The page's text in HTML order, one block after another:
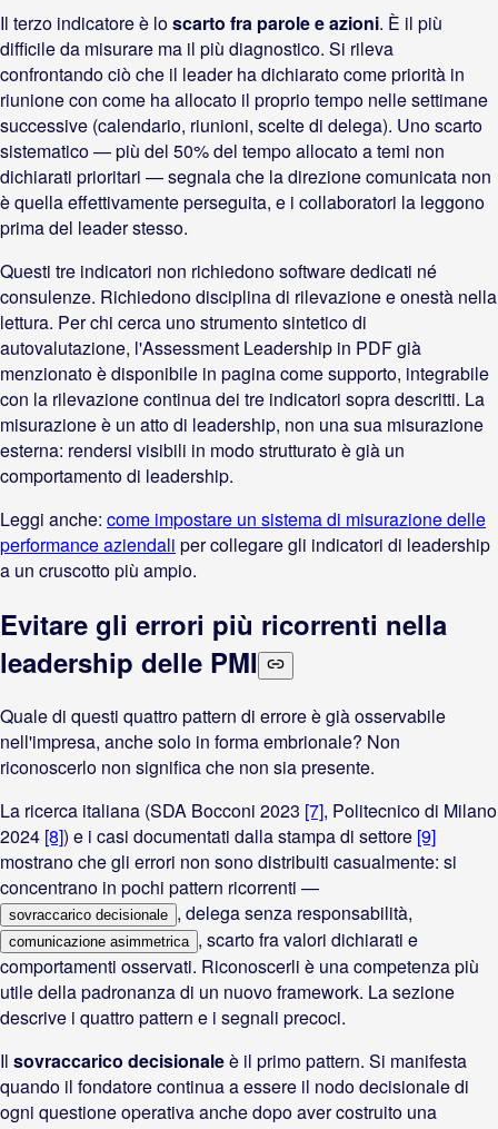
Il terzo indicatore è loscarto fra parole e azioni. È il più
difficile da misurare ma il più diagnostico. Si rileva
confrontando ciò che il leader ha dichiarato come priorità in
riunione con come ha allocato il proprio tempo nelle settimane
successive (calendario, riunioni, scelte di delega). Uno scarto
sistematico — più del 50% del tempo allocato a temi non
dichiarati prioritari — segnala che la direzione comunicata non
è quella effettivamente perseguita, e i collaboratori la leggono
prima del leader stesso.
Questi tre indicatori non richiedono software dedicati né
consulenze. Richiedono disciplina di rilevazione e onestà nella
lettura. Per chi cerca uno strumento sintetico di
autovalutazione, l'Assessment Leadership in PDF già
menzionato è disponibile in pagina come supporto, integrabile
con la rilevazione continua dei tre indicatori sopra descritti. La
misurazione è un atto di leadership, non una sua misurazione
esterna: rendersi visibili in modo strutturato è già un
comportamento di leadership.
Leggi anche: come impostare un sistema di misurazione delle
performance aziendali per collegare gli indicatori di leadership
a un cruscotto più ampio.
Evitare gli errori più ricorrenti nella
leadership delle PMI
Quale di questi quattro pattern di errore è già osservabile
nell'impresa, anche solo in forma embrionale? Non
riconoscerlo non significa che non sia presente.
La ricerca italiana (SDA Bocconi 2023 [7], Politecnico di Milano
2024 [8]) e i casi documentati dalla stampa di settore [9]
mostrano che gli errori non sono distribuiti casualmente: si
concentrano in pochi pattern ricorrenti —
sovraccarico decisionale , delega senza responsabilità,
comunicazione asimmetrica , scarto fra valori dichiarati e
comportamenti osservati. Riconoscerli è una competenza più
utile della padronanza di un nuovo framework. La sezione
descrive i quattro pattern e i segnali precoci.
Il sovraccarico decisionaleè il primo pattern. Si manifesta
quando il fondatore continua a essere il nodo decisionale di
ogni questione operativa anche dopo aver costruito una